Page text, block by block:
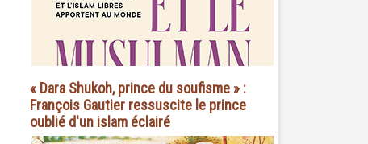
« Dara Shukoh, prince du soufisme » :
François Gautier ressuscite le prince
oublié d'un islam éclairé